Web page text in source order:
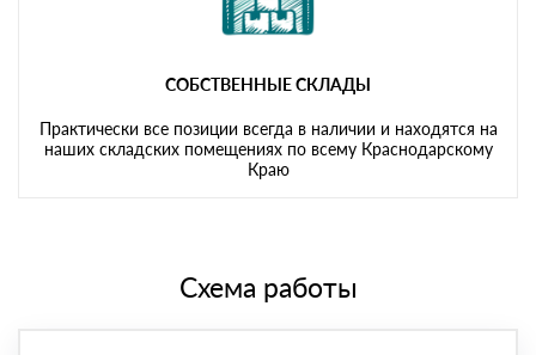
СОБСТВЕННЫЕ СКЛАДЫ
Практически все позиции всегда в наличии и находятся на
наших складских помещениях по всему Краснодарскому
Краю
Схема работы